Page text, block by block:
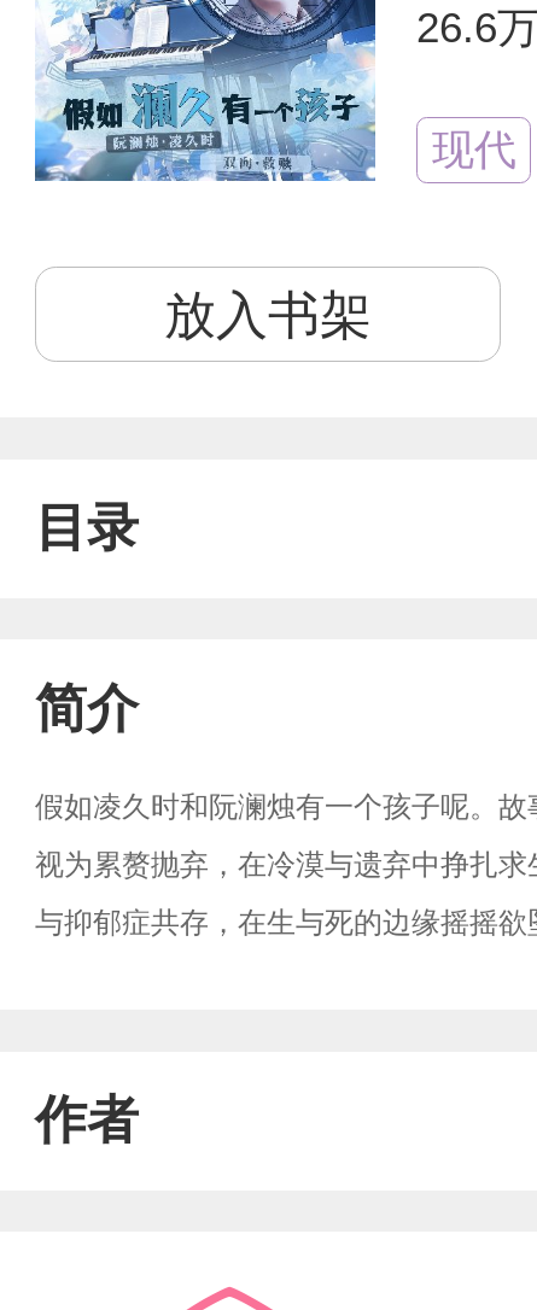
26.6
现代
放入书架
目录
简介
假如凌久时和阮澜烛有一个孩子呢。
视为累赘抛弃，在冷漠与遗弃中挣扎
与抑郁症共存，在生与死的边缘摇摇
谲的门后世界，既是深渊，也是救赎
外。他对凌久时的感情，从最初的数
那份炽热，越是克制，爱意却越是汹
作者